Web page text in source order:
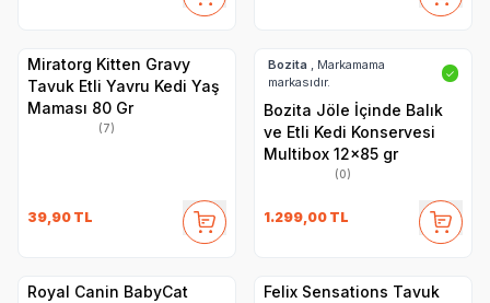
Miratorg Kitten Gravy
Tavuk Etli Yavru Kedi Yaş
Maması 80 Gr
(7)
39,90 TL
Bozita , Markamama
markasıdır.
✓
Bozita Jöle İçinde Balık
ve Etli Kedi Konservesi
Multibox 12x85 gr
(0)
1.299,00 TL
Royal Canin BabyCat
Felix Sensations Tavuk